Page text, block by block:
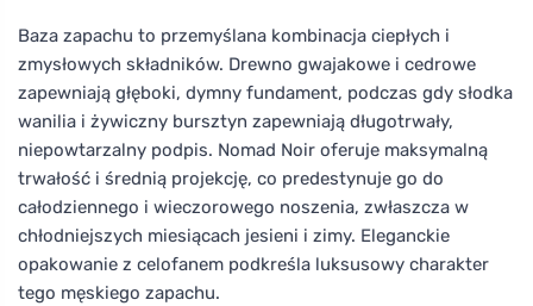
Baza zapachu to przemyślana kombinacja ciepłych i
zmysłowych składników. Drewno gwajakowe i cedrowe
zapewniają głęboki, dymny fundament, podczas gdy słodka
wanilia i żywiczny bursztyn zapewniają długotrwały,
niepowtarzalny podpis. Nomad Noir oferuje maksymalną
trwałość i średnią projekcję, co predestynuje go do
całodziennego i wieczorowego noszenia, zwłaszcza w
chłodniejszych miesiącach jesieni i zimy. Eleganckie
opakowanie z celofanem podkreśla luksusowy charakter
tego męskiego zapachu.